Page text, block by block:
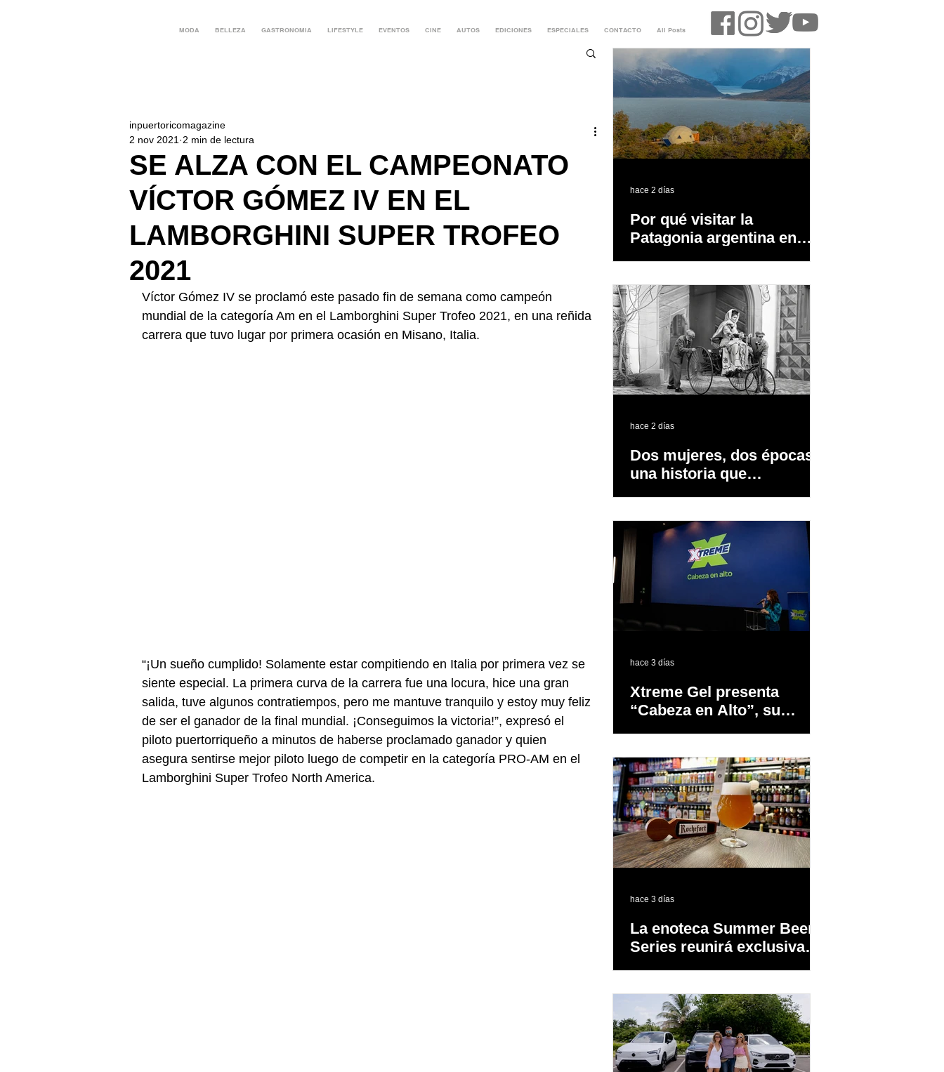
MODA BELLEZA GASTRONOMIA LIFESTYLE EVENTOS CINE AUTOS EDICIONES ESPECIALES CONTACTO All Posts
SE ALZA CON EL CAMPEONATO
VÍCTOR GÓMEZ IV EN EL
LAMBORGHINI SUPER TROFEO
2021
inpuertoricomagazine
2 nov 2021 2 min de lectura
Víctor Gómez IV se proclamó este pasado fin de semana como campeón
mundial de la categoría Am en el Lamborghini Super Trofeo 2021, en una reñida
carrera que tuvo lugar por primera ocasión en Misano, Italia.
“¡Un sueño cumplido! Solamente estar compitiendo en Italia por primera vez se
siente especial. La primera curva de la carrera fue una locura, hice una gran
salida, tuve algunos contratiempos, pero me mantuve tranquilo y estoy muy feliz
de ser el ganador de la final mundial. ¡Conseguimos la victoria!”, expresó el
piloto puertorriqueño a minutos de haberse proclamado ganador y quien
asegura sentirse mejor piloto luego de competir en la categoría PRO-AM en el
Lamborghini Super Trofeo North America.
Por qué visitar la
Patagonia argentina en
hace 2 días
Dos mujeres, dos épocas y
una historia que
hace 2 días
Xtreme Gel presenta
“Cabeza en Alto”, su
producido completamente
en Puerto Rico
hace 3 días
La enoteca Summer Beer
Series reunirá exclusivas
público
hace 3 días